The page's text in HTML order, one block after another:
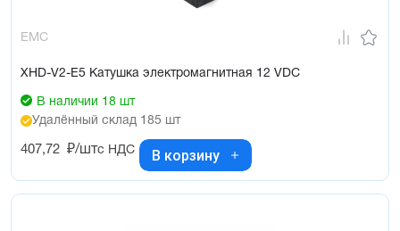
EMC
XHD-V2-E5 Катушка электромагнитная 12 VDC
В наличии 18 шт
Удалённый склад 185 шт
407,72 ₽/штс НДС В корзину